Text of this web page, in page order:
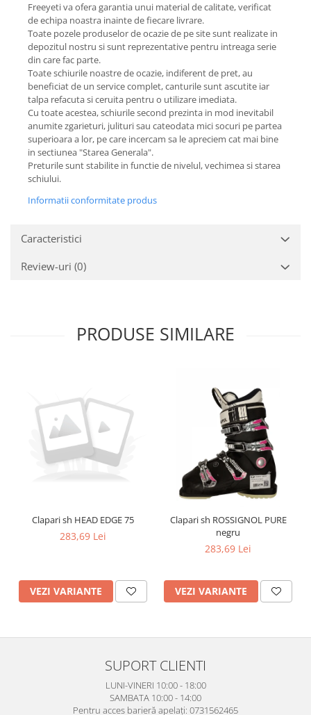
Freeyeti va ofera garantia unui material de calitate, verificat
de echipa noastra inainte de fiecare livrare.
Toate pozele produselor de ocazie de pe site sunt realizate in
depozitul nostru si sunt reprezentative pentru intreaga serie
din care fac parte.
Toate schiurile noastre de ocazie, indiferent de pret, au
beneficiat de un service complet, canturile sunt ascutite iar
talpa refacuta si ceruita pentru o utilizare imediata.
Cu toate acestea, schiurile second prezinta in mod inevitabil
anumite zgarieturi, julituri sau cateodata mici socuri pe partea
superioara a lor, pe care incercam sa le apreciem cat mai bine
in sectiunea "Starea Generala".
Preturile sunt stabilite in functie de nivelul, vechimea si starea
schiului.
Informatii conformitate produs
Caracteristici
Review-uri (0)
PRODUSE SIMILARE
Clapari sh HEAD EDGE 75
283,69 Lei
VEZI VARIANTE
Clapari sh ROSSIGNOL PURE
negru
283,69 Lei
VEZI VARIANTE
SUPORT CLIENTI
LUNI-VINERI 10:00 - 18:00
SAMBATA 10:00 - 14:00
Pentru acces barieră apelați: 0731562465